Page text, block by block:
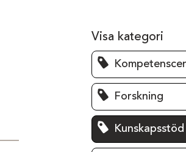
Visa kategori
Forskning
Kunskapsstöd